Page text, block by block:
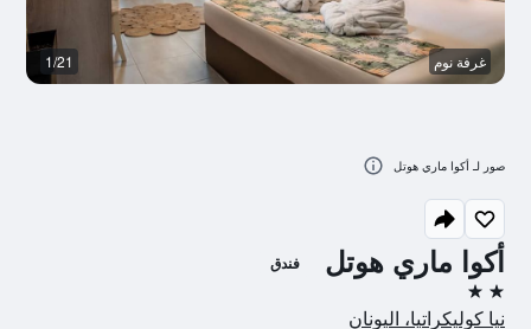
أكوا ماري هوتل فندق
2 نجمتين
نيا كوليكراتيا، اليونان
غرفة نوم 1/21
صور لـ أكوا ماري هوتل